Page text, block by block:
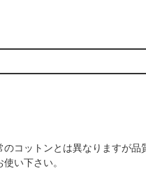
コットンとは異なりますが
い下さい。